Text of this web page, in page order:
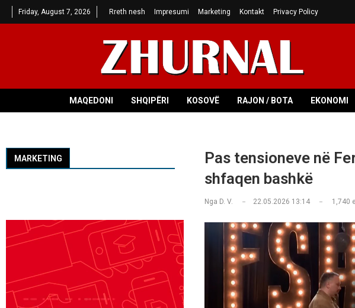
Friday, August 7, 2026 Rreth nesh Impresumi Marketing Kontakt Privacy Policy
MAQEDONI SHQIPËRI KOSOVË RAJON / BOTA EKONOMI
Pas tensioneve në
shfaqen bashkë
Nga D. V. 22.05.2026 13:14 1,740
MARKETING